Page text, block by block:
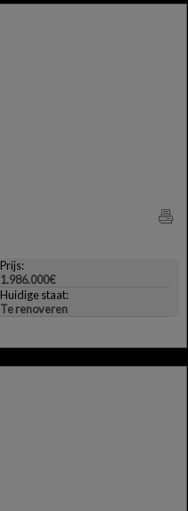
Prijs:
1.986.000€
Huidige staat:
Te renoveren